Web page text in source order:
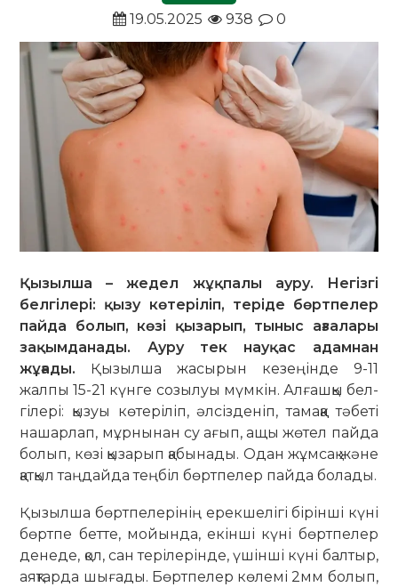
19.05.2025
938 0
Қызылша – жедел жұқпалы ауру. Негізгі
белгілері: қызу көте­рі­ліп, теріде бөртпелер
пайда болып, көзі қы­за­рып, тыныс ағза­ла­ры
зақымданады. Ауру тек науқас адамнан
жұғады. Қызылша жасырын кезе­ңін­де 9-11
жалпы 15-21 күнге со­зы­луы мүмкін. Алғашқы бел­
гі­лері: қызуы көтеріліп, әл­­сіз­деніп, та­маққа тәбеті
нашарлап, мұр­ны­нан су ағып, ащы жөтел пайда
болып, көзі қызарып қабынады. Одан жұм­сақ және
қатқыл таң­дайда теңбіл бөртпелер пайда бо­лады.
Қызылша бөртпелерінің ерек­­шелігі бірінші күні
бөртпе бетте, мойында, екінші күні бөртпелер
денеде, қол, сан тері­лерінде, үшінші күні бал­тыр,
аяқтарда шығады. Бөрт­пелер көлемі 2мм болып,